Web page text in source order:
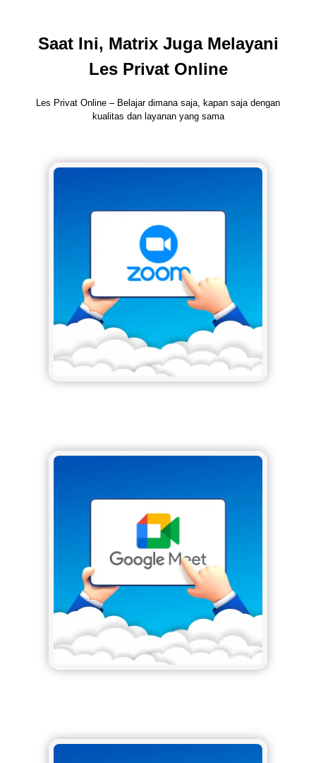
Saat Ini, Matrix Juga Melayani
Les Privat Online
Les Privat Online – Belajar dimana saja, kapan saja dengan
kualitas dan layanan yang sama